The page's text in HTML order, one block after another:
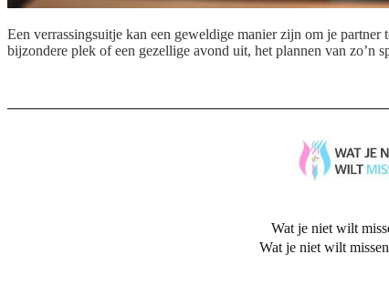
Een verrassingsuitje kan een geweldige manier zijn om je
bijzondere plek of een gezellige avond uit, het plannen van
Wat je niet wilt
Wat je niet wilt